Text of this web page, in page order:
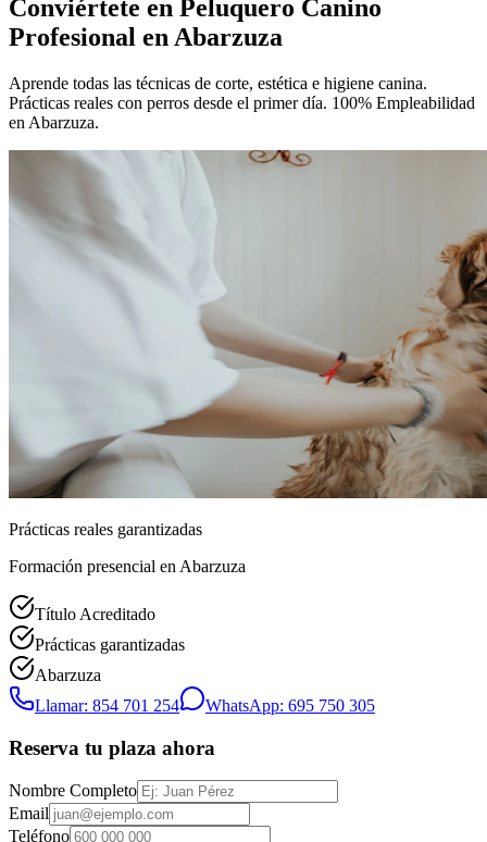
Conviértete en Peluquero Canino
Profesional en Abarzuza
Aprende todas las técnicas de corte, estética e higiene canina.
Prácticas reales con perros desde el primer día. 100% Empleabilidad
en Abarzuza.
Prácticas reales garantizadas
Formación presencial en Abarzuza
Título Acreditado
Prácticas garantizadas
Abarzuza
Llamar: 854 701 254
WhatsApp: 695 750 305
Reserva tu plaza ahora
Nombre Completo
Email
Teléfono